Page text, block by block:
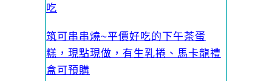
吃
筑可串串燒~平價好吃的下午茶蛋
糕，現點現做，有生乳捲、馬卡龍禮
盒可預購